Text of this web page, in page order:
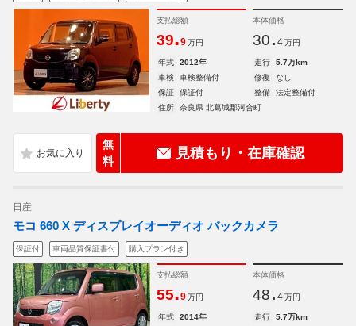
支払総額
39.9 万円
本体価格
30. 4 万円
年式 2012年 走行
5.7万km
車検
車検整備付 修復
なし
保証
保証付 整備
法定整備付
住所
奈良県 北葛城郡河合町
無
料
見積もり・在庫確認
日産
モコ 660 X ディスプレイオーディオ バックカメラ
保証付 車両品質保証書付 購入プラン付き
支払総額
55.9 万円
本体価格
48. 4 万円
年式 2014年 走行
5.7万km